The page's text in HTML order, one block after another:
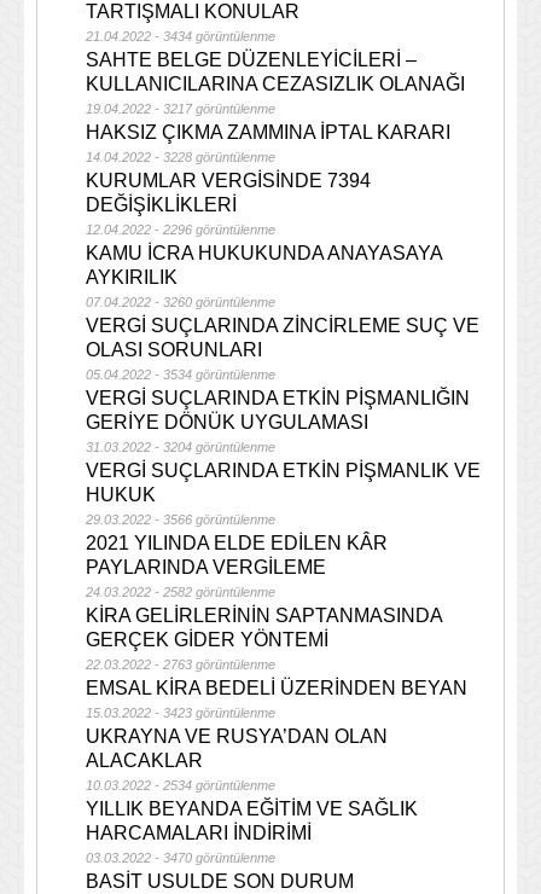
TARTIŞMALI KONULAR
21.04.2022 - 3434 görüntülenme
SAHTE BELGE DÜZENLEYİCİLERİ –
KULLANICILARINA CEZASIZLIK OLANAĞI
19.04.2022 - 3217 görüntülenme
HAKSIZ ÇIKMA ZAMMINA İPTAL KARARI
14.04.2022 - 3228 görüntülenme
KURUMLAR VERGİSİNDE 7394
DEĞİŞİKLİKLERİ
12.04.2022 - 2296 görüntülenme
KAMU İCRA HUKUKUNDA ANAYASAYA
AYKIRILIK
07.04.2022 - 3260 görüntülenme
VERGİ SUÇLARINDA ZİNCİRLEME SUÇ VE
OLASI SORUNLARI
05.04.2022 - 3534 görüntülenme
VERGİ SUÇLARINDA ETKİN PİŞMANLIĞIN
GERİYE DÖNÜK UYGULAMASI
31.03.2022 - 3204 görüntülenme
VERGİ SUÇLARINDA ETKİN PİŞMANLIK VE
HUKUK
29.03.2022 - 3566 görüntülenme
2021 YILINDA ELDE EDİLEN KÂR
PAYLARINDA VERGİLEME
24.03.2022 - 2582 görüntülenme
KİRA GELİRLERİNİN SAPTANMASINDA
GERÇEK GİDER YÖNTEMİ
22.03.2022 - 2763 görüntülenme
EMSAL KİRA BEDELİ ÜZERİNDEN BEYAN
15.03.2022 - 3423 görüntülenme
UKRAYNA VE RUSYA’DAN OLAN
ALACAKLAR
10.03.2022 - 2534 görüntülenme
YILLIK BEYANDA EĞİTİM VE SAĞLIK
HARCAMALARI İNDİRİMİ
03.03.2022 - 3470 görüntülenme
BASİT USULDE SON DURUM